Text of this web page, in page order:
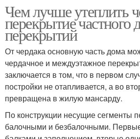
Чем лучше утеплить
перекрытие
перекрытий
От чердака основную часть дома
чердачное и междуэтажное
заключается в том, что в первом
постройки не отапливается, а во
превращена в жилую мансарду.
По конструкции несущие сегменты
балочными и безбалочными.